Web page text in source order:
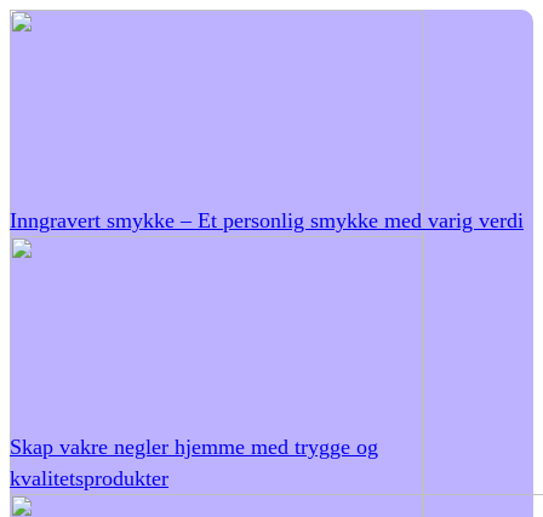
Inngravert smykke – Et personlig smykke med varig verdi
Skap vakre negler hjemme med trygge og
kvalitetsprodukter